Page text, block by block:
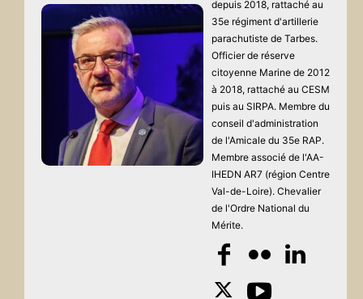
depuis 2018, rattaché au
35e régiment d'artillerie
parachutiste de Tarbes.
Officier de réserve
citoyenne Marine de 2012
à 2018, rattaché au CESM
puis au SIRPA. Membre du
conseil d'administration
de l'Amicale du 35e RAP.
Membre associé de l'AA-
IHEDN AR7 (région Centre
Val-de-Loire). Chevalier
de l'Ordre National du
Mérite.